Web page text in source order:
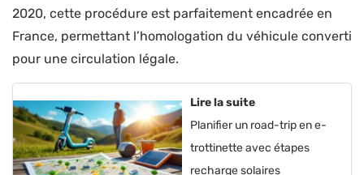
2020, cette procédure est parfaitement encadrée en
France, permettant l’homologation du véhicule converti
pour une circulation légale.
Lire la suite
Planifier un road-trip en e-
trottinette avec étapes
recharge solaires